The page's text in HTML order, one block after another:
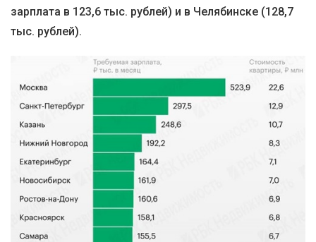
зарплата в 123,6 тыс. рублей) и в Челябинске (128,7
тыс. рублей).